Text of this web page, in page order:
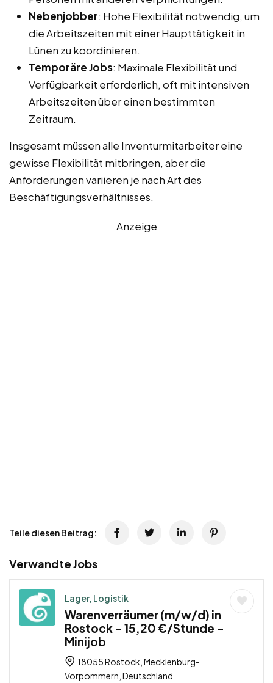
Nebenjobber: Hohe Flexibilität notwendig, um
die Arbeitszeiten mit einer Haupttätigkeit in
Lünen zu koordinieren.
Temporäre Jobs: Maximale Flexibilität und
Verfügbarkeit erforderlich, oft mit intensiven
Arbeitszeiten über einen bestimmten
Zeitraum.
Insgesamt müssen alle Inventurmitarbeiter eine
gewisse Flexibilität mitbringen, aber die
Anforderungen variieren je nach Art des
Beschäftigungsverhältnisses.
Anzeige
Teile diesen Beitrag:
Verwandte Jobs
Lager, Logistik
Warenverräumer (m/w/d) in
Rostock – 15,20 €/Stunde –
Minijob
18055 Rostock, Mecklenburg-
Vorpommern, Deutschland